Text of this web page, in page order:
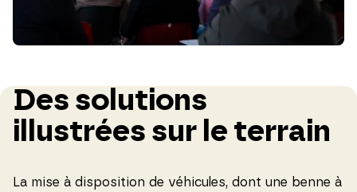
Des solutions
illustrées sur le terrain
La mise à disposition de véhicules, dont une benne à